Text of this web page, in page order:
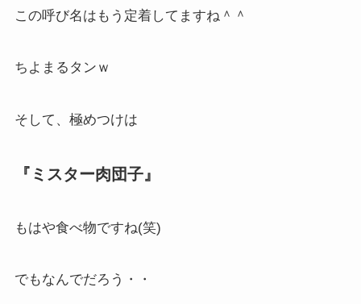
この呼び名はもう定着してますね＾＾
ちよまるタンｗ
そして、極めつけは
『ミスター肉団子』
もはや食べ物ですね(笑)
でもなんでだろう・・